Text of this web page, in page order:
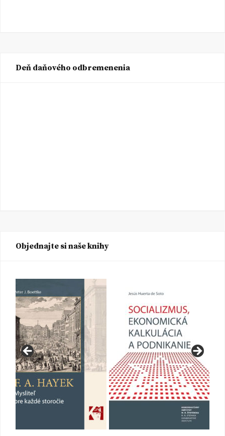
Deň daňového odbremenenia
Objednajte si naše knihy